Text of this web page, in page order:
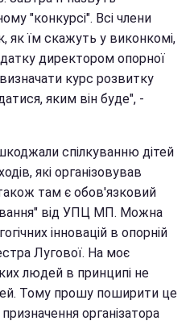
"конкурсі". Всі члени
як їм скажуть у виконкомі,
директором опорної
курс розвитку
яким він буде", -
спілкуванню дітей
які організовував
там є обов'язковий
від УПЦ МП. Можна
інновацій в опорній
Лугової. На моє
людей в принципі не
Тому прошу поширити це
організатора